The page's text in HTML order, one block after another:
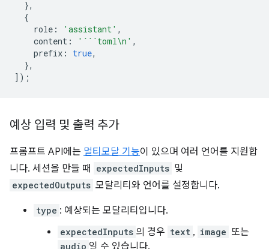
},
{
role : 'assistant' ,
content : '```toml\n' ,
prefix : true,
},
]);
예상 입력 및 출력 추가
프롬프트 API에는 멀티모달 기능이 있으며 여러 언어를 지원합
니다. 세션을 만들 때
expectedInputs 및
expectedOutputs 모달리티와 언어를 설정합니다.
type : 예상되는 모달리티입니다.
expectedInputs 의 경우 text , image 또는
audio 일 수 있습니다.